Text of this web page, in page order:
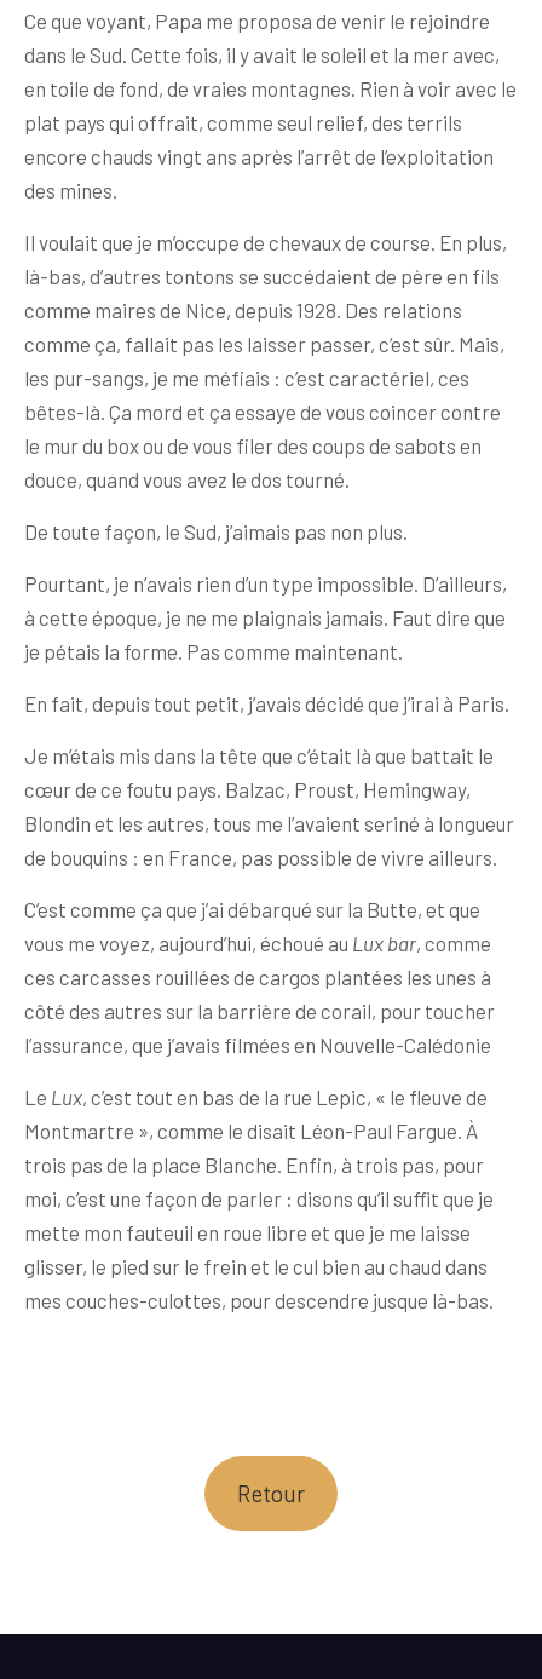
Ce que voyant, Papa me proposa de venir le rejoindre
dans le Sud. Cette fois, il y avait le soleil et la mer avec,
en toile de fond, de vraies montagnes. Rien à voir avec le
plat pays qui offrait, comme seul relief, des terrils
encore chauds vingt ans après l’arrêt de l’exploitation
des mines.
Il voulait que je m’occupe de chevaux de course. En plus,
là-bas, d’autres tontons se succédaient de père en fils
comme maires de Nice, depuis 1928. Des relations
comme ça, fallait pas les laisser passer, c’est sûr. Mais,
les pur-sangs, je me méfiais : c’est caractériel, ces
bêtes-là. Ça mord et ça essaye de vous coincer contre
le mur du box ou de vous filer des coups de sabots en
douce, quand vous avez le dos tourné.
De toute façon, le Sud, j’aimais pas non plus.
Pourtant, je n’avais rien d’un type impossible. D’ailleurs,
à cette époque, je ne me plaignais jamais. Faut dire que
je pétais la forme. Pas comme maintenant.
En fait, depuis tout petit, j’avais décidé que j’irai à Paris.
Je m’étais mis dans la tête que c’était là que battait le
cœur de ce foutu pays. Balzac, Proust, Hemingway,
Blondin et les autres, tous me l’avaient seriné à longueur
de bouquins : en France, pas possible de vivre ailleurs.
C’est comme ça que j’ai débarqué sur la Butte, et que
vous me voyez, aujourd’hui, échoué au Lux bar, comme
ces carcasses rouillées de cargos plantées les unes à
côté des autres sur la barrière de corail, pour toucher
l’assurance, que j’avais filmées en Nouvelle-Calédonie
Le Lux, c’est tout en bas de la rue Lepic, « le fleuve de
Montmartre », comme le disait Léon-Paul Fargue. À
trois pas de la place Blanche. Enfin, à trois pas, pour
moi, c’est une façon de parler : disons qu’il suffit que je
mette mon fauteuil en roue libre et que je me laisse
glisser, le pied sur le frein et le cul bien au chaud dans
mes couches-culottes, pour descendre jusque là-bas.
Retour